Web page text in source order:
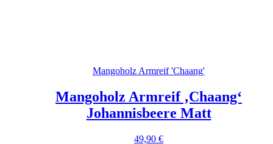
Mangoholz Armreif 'Chaang'
Mangoholz Armreif ‚Chaang‘
Johannisbeere Matt
49,90 €